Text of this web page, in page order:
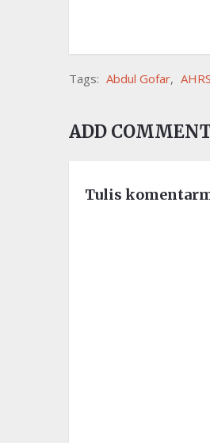
Tags: Abdul Gofar, AHRS
ADD
Tulis